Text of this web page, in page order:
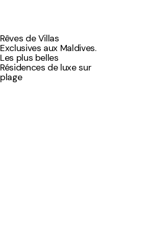
Rêves de Villas
Exclusives aux Maldives.
Les plus belles
Résidences de luxe sur
plage